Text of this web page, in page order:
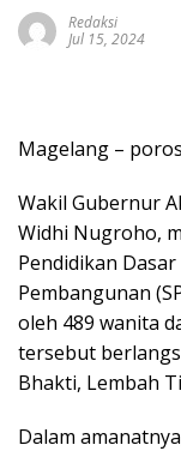
Redaksi
Jul 15, 2024
Magelang –
Wakil Gubernur
Widhi Nugroho,
Pendidikan
Pembangunan
oleh 489 wanita
tersebut
Bhakti, Lembah
Dalam